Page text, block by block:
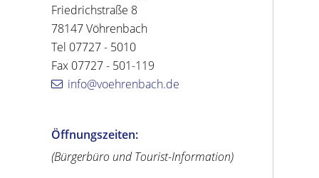
Friedrichstraße 8
78147 Vöhrenbach
Tel 07727 - 5010
Fax 07727 - 501-119
info@voehrenbach.de
Öffnungszeiten:
(Bürgerbüro und Tourist-Information)